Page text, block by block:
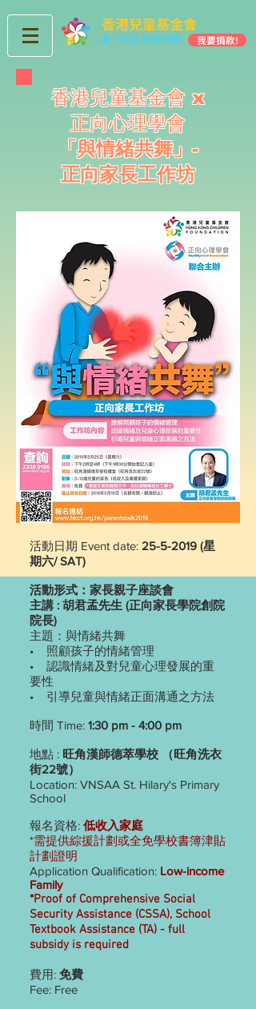
童一天空 夢想飛翔
香港兒童基金會
我要捐款!
香港兒童基金會 x
正向心理學會
「與情緒共舞」-
正向家長工作坊
活動日期 Event date: 25-5-2019 ​ (星
期六/ SAT)
活動形式：家長親子座談會
主講 : 胡君孟先生 (正向家長學院創院
院長)
主題：與情緒共舞
• 照顧孩子的情緒管理
• 認識情緒及對兒童心理發展的重
要性
• 引導兒童與情緒正面溝通之方法
​時間 Time: 1:30 pm - 4:00 pm
地點 : 旺角漢師德萃學校 （旺角洗衣
街22號）
Location: VNSAA St. Hilary's Primary
School
報名資格: 低收入家庭
*需提供綜援計劃或全免學校書簿津貼
計劃證明
Application Qualification: Low-income
Family
*Proof of Comprehensive Social
Security Assistance (CSSA), School
Textbook Assistance (TA) - full
subsidy is required
費用: 免費
Fee: Free